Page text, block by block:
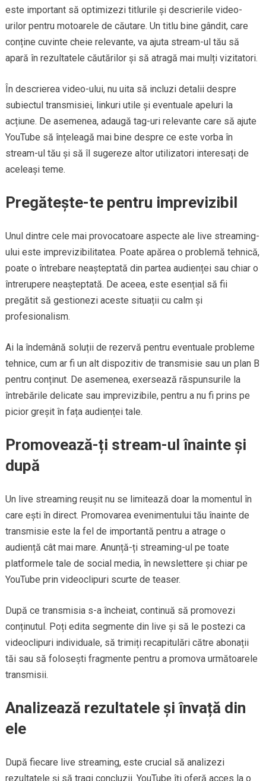
este important să optimizezi titlurile și descrierile video-
urilor pentru motoarele de căutare. Un titlu bine gândit, care
conține cuvinte cheie relevante, va ajuta stream-ul tău să
apară în rezultatele căutărilor și să atragă mai mulți vizitatori.
În descrierea video-ului, nu uita să incluzi detalii despre
subiectul transmisiei, linkuri utile și eventuale apeluri la
acțiune. De asemenea, adaugă tag-uri relevante care să ajute
YouTube să înțeleagă mai bine despre ce este vorba în
stream-ul tău și să îl sugereze altor utilizatori interesați de
aceleași teme.
Pregătește-te pentru imprevizibil
Unul dintre cele mai provocatoare aspecte ale live streaming-
ului este imprevizibilitatea. Poate apărea o problemă tehnică,
poate o întrebare neașteptată din partea audienței sau chiar o
întrerupere neașteptată. De aceea, este esențial să fii
pregătit să gestionezi aceste situații cu calm și
profesionalism.
Ai la îndemână soluții de rezervă pentru eventuale probleme
tehnice, cum ar fi un alt dispozitiv de transmisie sau un plan B
pentru conținut. De asemenea, exersează răspunsurile la
întrebările delicate sau imprevizibile, pentru a nu fi prins pe
picior greșit în fața audienței tale.
Promovează-ți stream-ul înainte și
după
Un live streaming reușit nu se limitează doar la momentul în
care ești în direct. Promovarea evenimentului tău înainte de
transmisie este la fel de importantă pentru a atrage o
audiență cât mai mare. Anunță-ți streaming-ul pe toate
platformele tale de social media, în newslettere și chiar pe
YouTube prin videoclipuri scurte de teaser.
După ce transmisia s-a încheiat, continuă să promovezi
conținutul. Poți edita segmente din live și să le postezi ca
videoclipuri individuale, să trimiți recapitulări către abonații
tăi sau să folosești fragmente pentru a promova următoarele
transmisii.
Analizează rezultatele și învață din
ele
După fiecare live streaming, este crucial să analizezi
rezultatele și să tragi concluzii. YouTube îți oferă acces la o